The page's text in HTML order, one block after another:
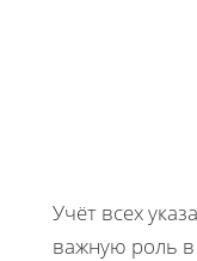
Учёт всех
важную роль